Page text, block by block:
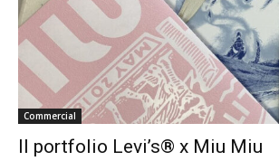
Commercial
Il portfolio Levi’s® x Miu Miu